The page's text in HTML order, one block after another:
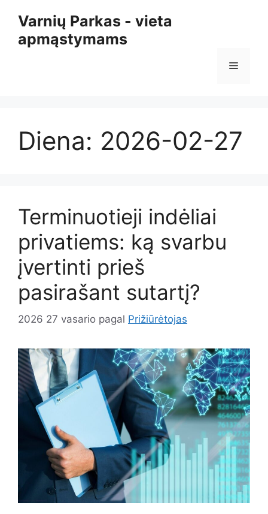
turinio
Varnių Parkas - vieta
apmąstymams
Meniu
Diena: 2026-02-27
Terminuotieji indėliai
privatiems: ką svarbu
įvertinti prieš
pasirašant sutartį?
2026 27 vasario pagal Prižiūrėtojas